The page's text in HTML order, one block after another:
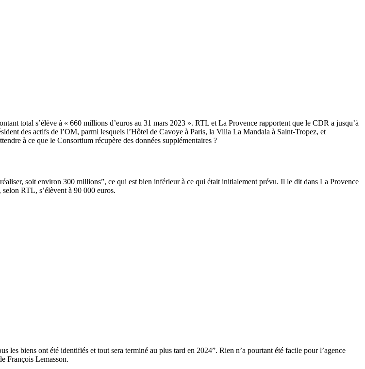
total s’élève à « 660 millions d’euros au 31 mars 2023 ». RTL et La Provence rapportent que le CDR a jusqu’à
des actifs de l’OM, parmi lesquels l’Hôtel de Cavoye à Paris, la Villa La Mandala à Saint-Tropez, et
à ce que le Consortium récupère des données supplémentaires ?
soit environ 300 millions”, ce qui est bien inférieur à ce qui était initialement prévu. Il le dit dans La Provence
RTL, s’élèvent à 90 000 euros.
les biens ont été identifiés et tout sera terminé au plus tard en 2024”. Rien n’a pourtant été facile pour l’agence
François Lemasson.